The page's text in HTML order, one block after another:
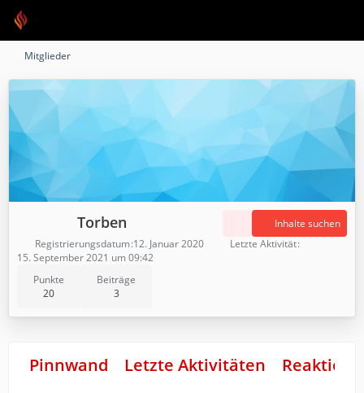
Mitglieder
Torben
Punkte
20
Beiträge
3
Inhalte suchen
Registrierungsdatum 12. Januar 2020
Letzte Aktivität
15. September 2021 um 09:42
Pinnwand Letzte Aktivitäten